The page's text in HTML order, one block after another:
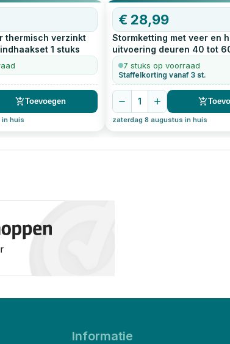
thermisch verzinkt
1 stuks
Toevoegen
huis
€ 28,99
Stormketting met veer en
uitvoering deuren 40 tot
verzinkt
7 stuks op voorraad
Staffelkorting vanaf 3 st.
1
zaterdag 8 augustus in huis
Informatie